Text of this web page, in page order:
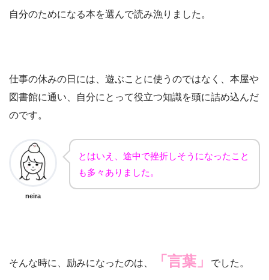
自分のためになる本を選んで読み漁りました。
仕事の休みの日には、遊ぶことに使うのではなく、本屋や
図書館に通い、自分にとって役立つ知識を頭に詰め込んだ
のです。
neira
とはいえ、途中で挫折しそうになったこと
も多々ありました。
そんな時に、励みになったのは、 「言葉」 でした。